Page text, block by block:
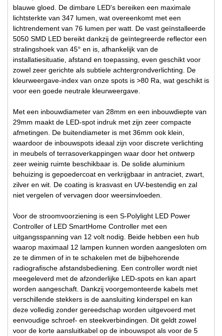
blauwe gloed. De dimbare LED's bereiken een maximale
lichtsterkte van 347 lumen, wat overeenkomt met een
lichtrendement van 76 lumen per watt. De vast geïnstalleerde
5050 SMD LED bereikt dankzij de geïntegreerde reflector een
stralingshoek van 45° en is, afhankelijk van de
installatiesituatie, afstand en toepassing, even geschikt voor
zowel zeer gerichte als subtiele achtergrondverlichting. De
kleurweergave-index van onze spots is >80 Ra, wat geschikt is
voor een goede neutrale kleurweergave.
Met een inbouwdiameter van 28mm en een inbouwdiepte van
29mm maakt de LED-spot indruk met zijn zeer compacte
afmetingen. De buitendiameter is met 36mm ook klein,
waardoor de inbouwspots ideaal zijn voor discrete verlichting
in meubels of terrasoverkappingen waar door het ontwerp
zeer weinig ruimte beschikbaar is. De solide aluminium
behuizing is gepoedercoat en verkrijgbaar in antraciet, zwart,
zilver en wit. De coating is krasvast en UV-bestendig en zal
niet vergelen of vervagen door weersinvloeden.
Voor de stroomvoorziening is een S-Polylight LED Power
Controller of LED SmartHome Controller met een
uitgangsspanning van 12 volt nodig. Beide hebben een hub
waarop maximaal 12 lampen kunnen worden aangesloten om
ze te dimmen of in te schakelen met de bijbehorende
radiografische afstandsbediening. Een controller wordt niet
meegeleverd met de afzonderlijke LED-spots en kan apart
worden aangeschaft. Dankzij voorgemonteerde kabels met
verschillende stekkers is de aansluiting kinderspel en kan
deze volledig zonder gereedschap worden uitgevoerd met
eenvoudige schroef- en steekverbindingen. Dit geldt zowel
voor de korte aansluitkabel op de inbouwspot als voor de 5